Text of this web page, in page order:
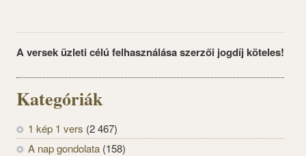
A versek üzleti célú felhasználása szerzői jogdíj köteles!
Kategóriák
1 kép 1 vers (2 467)
A nap gondolata (158)